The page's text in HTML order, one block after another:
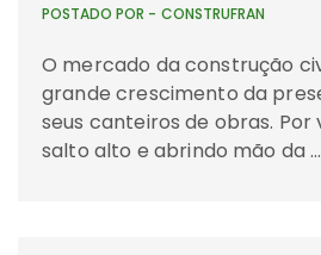
POSTADO POR - CONSTRUFRAN
O mercado da construção
grande crescimento da
seus canteiros de obras. Por
salto alto e abrindo mão da